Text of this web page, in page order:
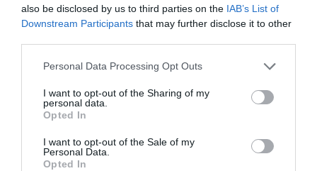
also be disclosed by us to third parties on the IAB’s List of
Downstream Participants that may further disclose it to other
Personal Data Processing Opt Outs
I want to opt-out of the Sharing of my
personal data.
Opted In
I want to opt-out of the Sale of my
Personal Data.
Opted In